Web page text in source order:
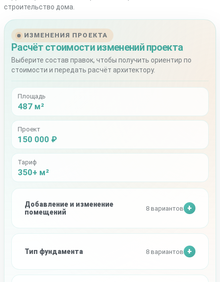
строительство дома.
ИЗМЕНЕНИЯ ПРОЕКТА
Расчёт стоимости изменений проекта
Выберите состав правок, чтобы получить ориентир по
стоимости и передать расчёт архитектору.
Площадь
487 м²
Проект
150 000 ₽
Тариф
350+ м²
Добавление и изменение
помещений
8 вариантов
Тип фундамента 8 вариантов